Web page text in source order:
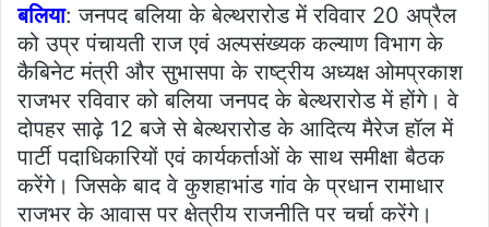
बलिया: जनपद बलिया के बेल्थरारोड में रविवार 20 अप्रैल
को उप्र पंचायती राज एवं अल्पसंख्यक कल्याण विभाग के
कैबिनेट मंत्री और सुभासपा के राष्ट्रीय अध्यक्ष ओमप्रकाश
राजभर रविवार को बलिया जनपद के बेल्थरारोड में होंगे। वे
दोपहर साढ़े 12 बजे से बेल्थरारोड के आदित्य मैरेज हॉल में
पार्टी पदाधिकारियों एवं कार्यकर्ताओं के साथ समीक्षा बैठक
करेंगे। जिसके बाद वे कुशहाभांड गांव के प्रधान रामाधार
राजभर के आवास पर क्षेत्रीय राजनीति पर चर्चा करेंगे।